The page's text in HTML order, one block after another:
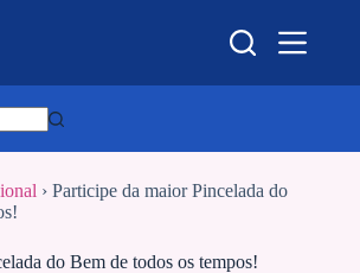
› Participe da maior Pincelada do
do Bem de todos os tempos!